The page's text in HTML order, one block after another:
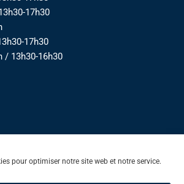
pour optimiser notre site web et notre service.
17h30
17h30
/ 13h30-16h30